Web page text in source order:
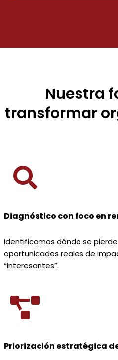
Nuestra
transformar
Diagnóstico con foco en
Identificamos dónde se
oportunidades reales de
“interesantes”.
Priorización estratégica